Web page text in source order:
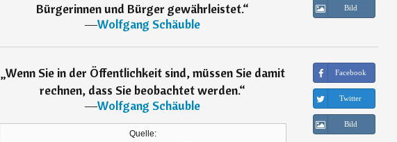
Bürgerinnen und Bürger gewährleistet.“
―Wolfgang Schäuble
Bild
„Wenn Sie in der Öffent­lichkeit sind, müssen Sie damit
rechnen, dass Sie beobachtet werden.“
―Wolfgang Schäuble
Quelle:
Facebook
Twitter
Bild